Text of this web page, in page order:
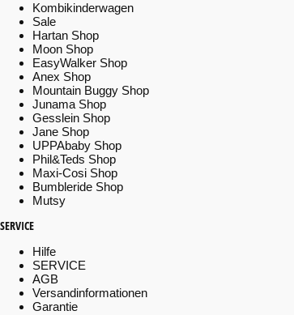
Kombikinderwagen
Sale
Hartan Shop
Moon Shop
EasyWalker Shop
Anex Shop
Mountain Buggy Shop
Junama Shop
Gesslein Shop
Jane Shop
UPPAbaby Shop
Phil&Teds Shop
Maxi-Cosi Shop
Bumbleride Shop
Mutsy
SERVICE
Hilfe
SERVICE
AGB
Versandinformationen
Garantie